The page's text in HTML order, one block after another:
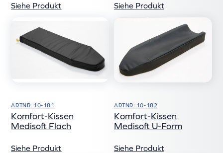
Siehe Produkt Siehe Produkt
ARTNR: 10-181
Komfort-Kissen
Medisoft Flach
Siehe Produkt
ARTNR: 10-182
Komfort-Kissen
Medisoft U-Form
Siehe Produkt